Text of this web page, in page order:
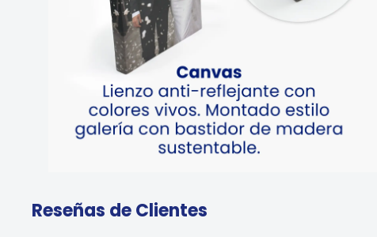
Reseñas de Clientes